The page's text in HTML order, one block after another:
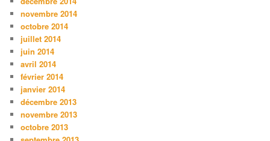
novembre 2014
octobre 2014
juillet 2014
juin 2014
avril 2014
février 2014
janvier 2014
décembre 2013
novembre 2013
octobre 2013